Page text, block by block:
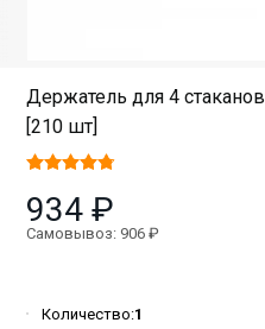
Держатель для 4 стаканов
[210 шт]
934 ₽
Самовывоз: 906 ₽
Количество:1